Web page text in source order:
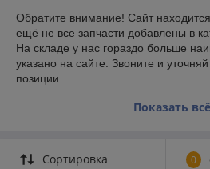
Обратите внимание! Сайт
ещё не все запчасти добавлены в
На складе у нас гораздо больше
указано на сайте. Звоните и
позиции.
Показать всё
Сортировка 0